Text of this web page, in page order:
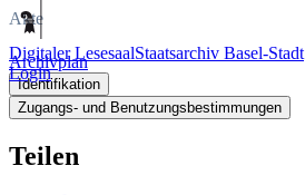
Digitaler LesesaalStaatsarchiv Basel-Stadt
Login
Akte
Archivplan
Identifikation
Zugangs- und Benutzungsbestimmungen
Teilen